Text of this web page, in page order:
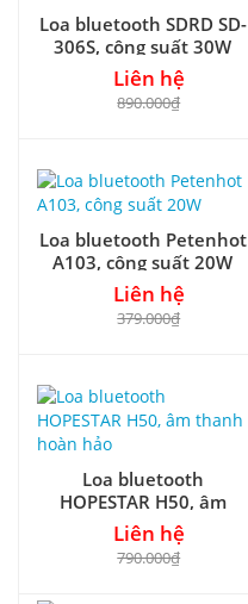
Loa bluetooth SDRD SD-
306S, công suất 30W
Liên hệ
890.000₫
Loa bluetooth Petenhot
A103, công suất 20W
Liên hệ
379.000₫
Loa bluetooth
HOPESTAR H50, âm
thanh hoàn hảo
Liên hệ
790.000₫